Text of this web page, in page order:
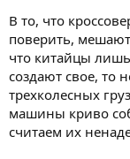
В то, что
поверить,
что китайцы
создают свое, то
трехколесных
машины криво
считаем их